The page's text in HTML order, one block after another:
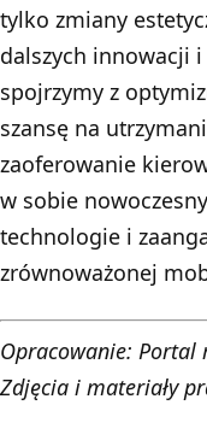
tylko zmiany
dalszych innowacji
spojrzymy z
szansę na
zaoferowanie
w sobie
technologie i
zrównoważonej
Opracowanie: Portal
Zdjęcia i materiały